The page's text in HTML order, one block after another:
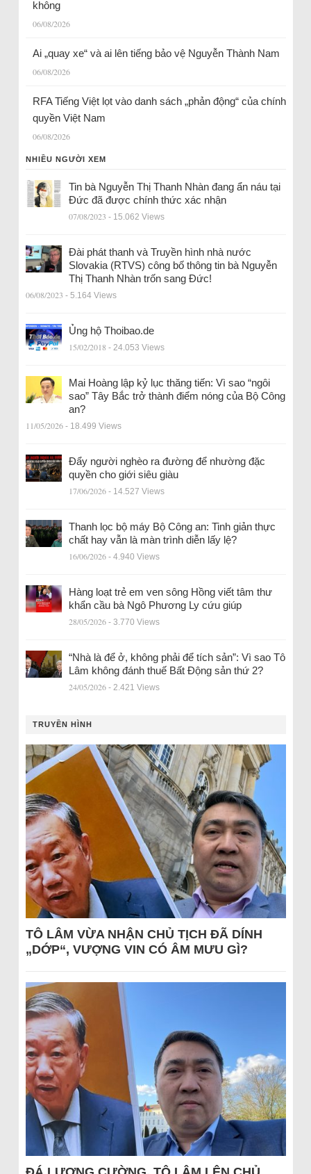
không
06/08/2026
Ai „quay xe“ và ai lên tiếng bảo vệ Nguyễn Thành Nam
06/08/2026
RFA Tiếng Việt lọt vào danh sách „phản động“ của chính
quyền Việt Nam
06/08/2026
NHIỀU NGƯỜI XEM
Tin bà Nguyễn Thị Thanh Nhàn đang ẩn náu tại
Đức đã được chính thức xác nhận
07/08/2023 - 15.062 Views
Đài phát thanh và Truyền hình nhà nước
Slovakia (RTVS) công bố thông tin bà Nguyễn
Thị Thanh Nhàn trốn sang Đức!
06/08/2023 - 5.164 Views
Ủng hộ Thoibao.de
15/02/2018 - 24.053 Views
Mai Hoàng lập kỷ lục thăng tiến: Vì sao “ngôi
sao” Tây Bắc trở thành điểm nóng của Bộ Công
an?
11/05/2026 - 18.499 Views
Đẩy người nghèo ra đường để nhường đặc
quyền cho giới siêu giàu
17/06/2026 - 14.527 Views
Thanh lọc bộ máy Bộ Công an: Tinh giản thực
chất hay vẫn là màn trình diễn lấy lệ?
16/06/2026 - 4.940 Views
Hàng loạt trẻ em ven sông Hồng viết tâm thư
khẩn cầu bà Ngô Phương Ly cứu giúp
28/05/2026 - 3.770 Views
“Nhà là để ở, không phải để tích sản”: Vì sao Tô
Lâm không đánh thuế Bất Động sản thứ 2?
24/05/2026 - 2.421 Views
TRUYỀN HÌNH
TÔ LÂM VỪA NHẬN CHỦ TỊCH ĐÃ DÍNH
„DỚP“, VƯỢNG VIN CÓ ÂM MƯU GÌ?